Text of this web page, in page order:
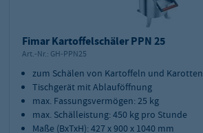
Fimar Kartoffelschäler PPN 25
Art.-Nr.: GH-PPN25
zum Schälen von Kartoffeln und Karotten
Tischgerät mit Ablauföffnung
max. Fassungsvermögen: 25 kg
max. Schälleistung: 450 kg pro Stunde
Maße (BxTxH): 427 x 900 x 1040 mm